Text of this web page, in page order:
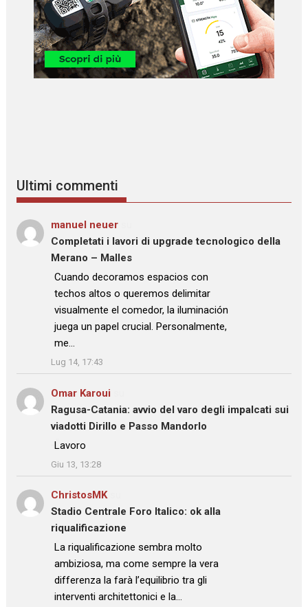
Ultimi commenti
manuel neuer
Completati i lavori di upgrade tecnologico della
Merano – Malles
: “
Cuando decoramos espacios con
techos altos o queremos delimitar
visualmente el comedor, la iluminación
juega un papel crucial. Personalmente,
me…
”
Lug 14, 17:43
Omar Karoui
Ragusa-Catania: avvio del varo degli impalcati sui
viadotti Dirillo e Passo Mandorlo
: “Lavoro
”
Giu 13, 13:28
ChristosMKsu
Stadio Centrale Foro Italico: ok alla
riqualificazione
: “La riqualificazione sembra molto
ambiziosa, ma come sempre la vera
differenza la farà l’equilibrio tra gli
interventi architettonici e la…
”